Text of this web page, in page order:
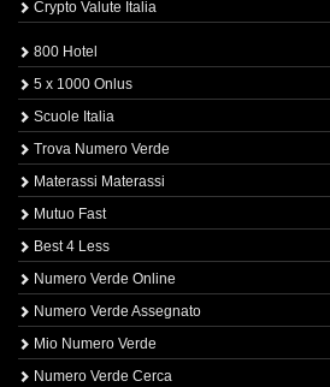
Crypto Valute Italia
800 Hotel
5 x 1000 Onlus
Scuole Italia
Trova Numero Verde
Materassi Materassi
Mutuo Fast
Best 4 Less
Numero Verde Online
Numero Verde Assegnato
Mio Numero Verde
Numero Verde Cerca